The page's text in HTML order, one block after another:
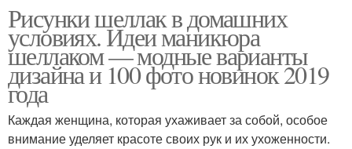
Рисунки шеллак в домашних
условиях. Идеи маникюра
шеллаком — модные варианты
дизайна и 100 фото новинок 2019
года
Каждая женщина, которая ухаживает за собой, особое
внимание уделяет красоте своих рук и их ухоженности.